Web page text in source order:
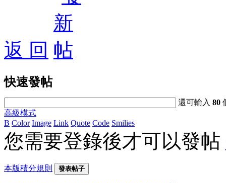
返 回
快速發帖
還可輸入80
高級模式
B Color Image Link Quote Code Smilies
您需要登錄後才可以發帖
本版積分規則 發表帖子